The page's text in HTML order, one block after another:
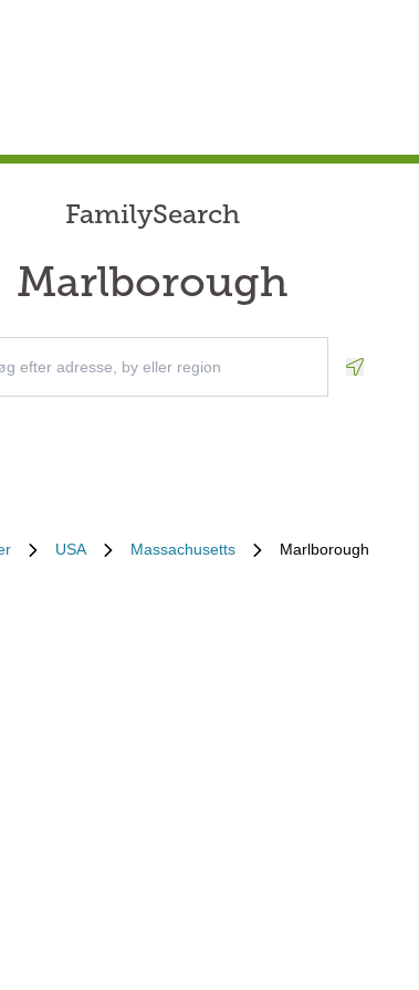
FamilySearch
Marlborough
USA Massachusetts Marlborough